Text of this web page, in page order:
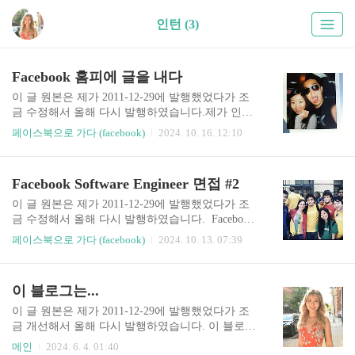
인턴 (3)
Facebook 홈피에 글을 내다
이 글 원본은 제가 2011-12-29에 발행했었다가 조
금 수정해서 올해 다시 발행하였습니다.제가 인턴
한 일을 페이스북에서 홈페이지에 글을 내어 달라
고 요구했어요. 그래서 이렇게 글을 써서 다음의 링
은 여기 링크에 있는 기사를 읽어 보세요! https://w
ww.facebook.com/notes/facebook-engineering/internin
g-at-facebook-bridging-marketing-and-engineering/10
150254305343920
페이스북으로 가다 (facebook) 2024. 10. 16. 12:10
Facebook Software Engineer 면접 #2
이 글 원본은 제가 2011-12-29에 발행했었다가 조
금 수정해서 올해 다시 발행하였습니다. Facebook
일차 면접을 본 후, 나는 또 다른 회사와의 전화 면
접 준비 및 보느라 시간 가는 줄 몰랐습니다. 그렇
습니다. 내일 면접은 같은 장소에서 볼 거랍니다.
면접 시간을 정해 주세요." 여러가지 면접 시간이
있었지만 나는 제일 빠른 것을 택하기로 했습니다.
숙제가 많은 지라... 그리고 면접 경험 결과 문제 푸
페이스북으로 가다 (facebook) 2024. 10. 13. 07:39
이 블로그는...
이 글 원본은 제가 2011-12-29에 발행했었다가 조
금 개선해서 올해 다시 발행하였습니다. 이 블로그
는 제가 한국 토종으로 공부하고 자라서, 평범하게
메인 2024. 6. 4. 01:40